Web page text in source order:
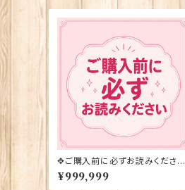
✥ご購入前に必ずお読みください
✥
¥999,999